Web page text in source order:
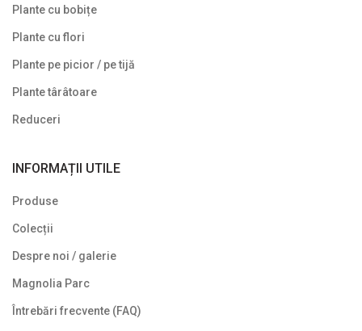
Plante pe picior / pe tijă
Plante pentru garduri vii
Proven Winners
Reduceri
Plante cu bobițe
Plante cu flori
Plante pe picior / pe tijă
Plante târâtoare
Reduceri
INFORMAȚII UTILE
Produse
Colecții
Despre noi / galerie
Magnolia Parc
Întrebări frecvente (FAQ)